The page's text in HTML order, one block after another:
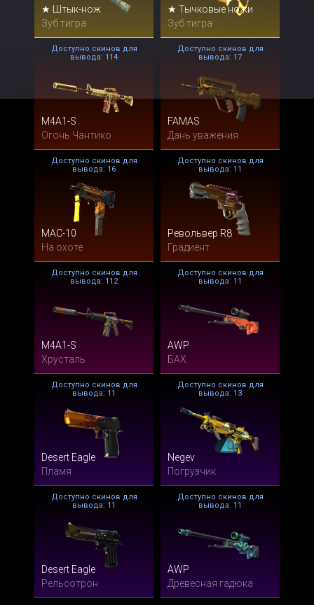
★ Штык-нож
Зуб тигра
★ Тычковые ножи
Зуб тигра
M4A1-S
Огонь Чантико
Доступно скинов для
вывода: 114
FAMAS
Дань уважения
Доступно скинов для
вывода: 17
MAC-10
На охоте
Доступно скинов для
вывода: 16
Револьвер R8
Градиент
Доступно скинов для
вывода: 11
M4A1-S
Хрусталь
Доступно скинов для
вывода: 112
AWP
БАХ
Доступно скинов для
вывода: 11
Desert Eagle
Пламя
Доступно скинов для
вывода: 11
Negev
Погрузчик
Доступно скинов для
вывода: 13
Desert Eagle
Рельсотрон
Доступно скинов для
вывода: 11
AWP
Древесная гадюка
Доступно скинов для
вывода: 11